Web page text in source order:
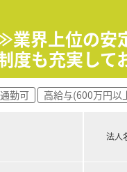
す☆ ／／
す。調剤業務はござい
薬品管理業務・メンテ
益にとらわれないカウ
／／
・車で4分ほどの立地
売上にとらわれるこ
第一に考えた接客をし
業界上位の安
度も充実し
勤可 高給与(600万円以
法人